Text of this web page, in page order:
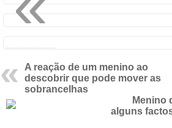
A reação de um menino ao
descobrir que pode mover as
sobrancelhas
Menino
alguns